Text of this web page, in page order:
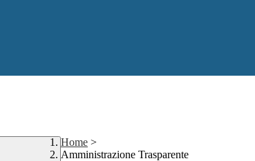
Home >
Amministrazione Trasparente